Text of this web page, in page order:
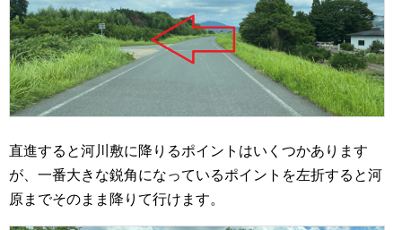
直進すると河川敷に降りるポイントはいくつかあります
が、一番大きな鋭角になっているポイントを左折すると河
原までそのまま降りて行けます。